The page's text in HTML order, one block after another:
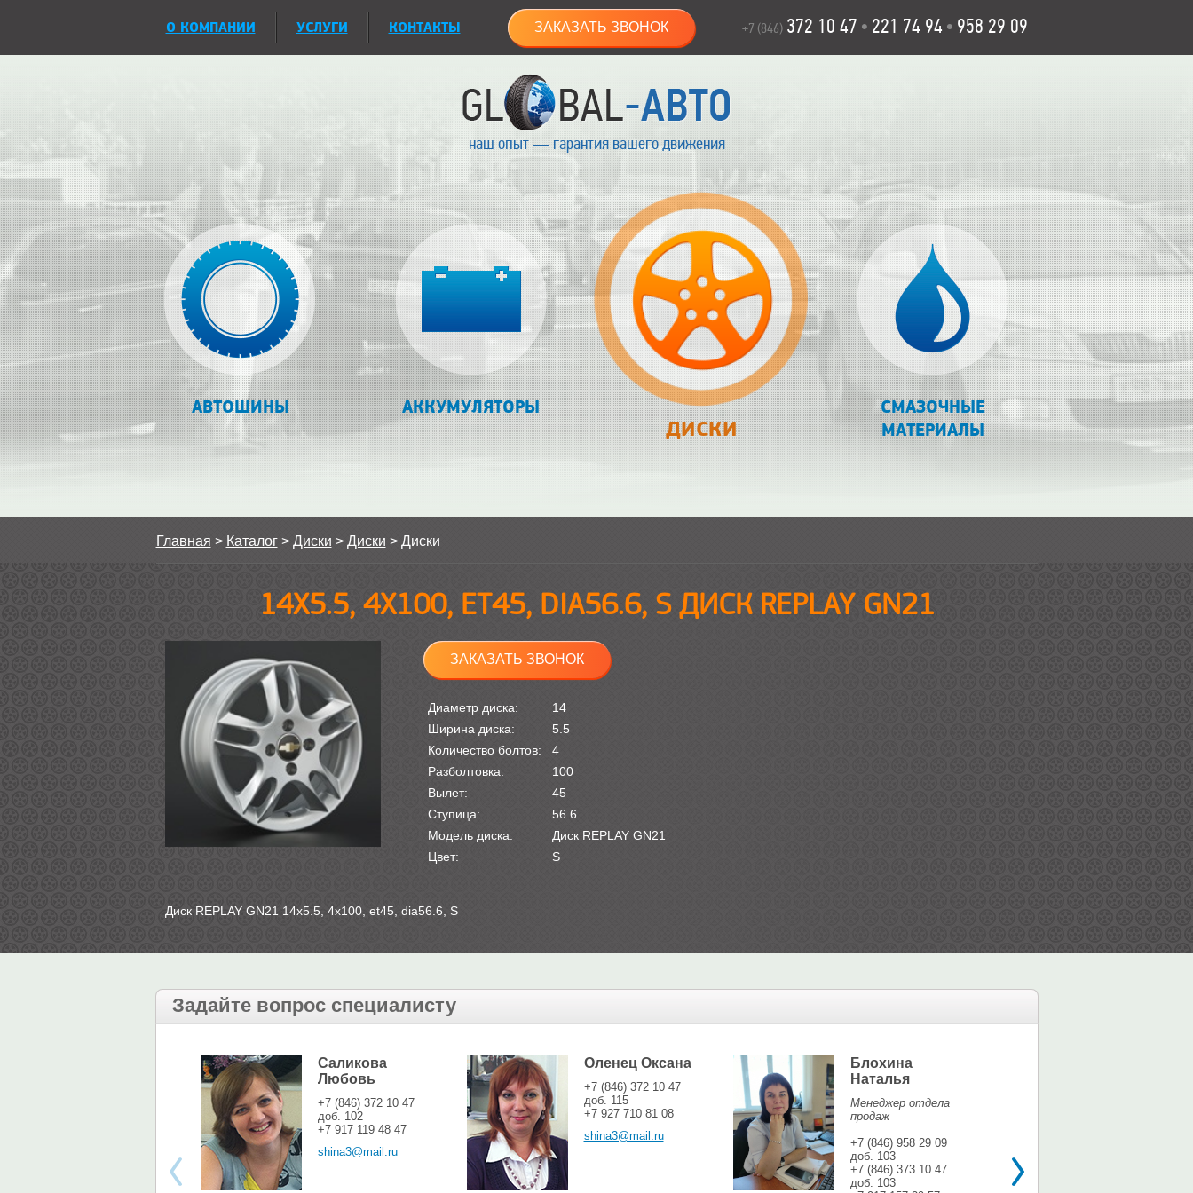
О КОМПАНИИ УСЛУГИ КОНТАКТЫ ЗАКАЗАТЬ ЗВОНОК +7 (846) 372 10 47 • 221 74 94 • 958 29 09
наш опыт — гарантия вашего движения
АВТОШИНЫ АККУМУЛЯТОРЫ
ДИСКИ
СМАЗОЧНЫЕ
МАТЕРИАЛЫ
Главная > Каталог> Диски > Диски > Диски
14Х5.5, 4Х100, ET45, DIA56.6, S ДИСК REPLAY GN21
ЗАКАЗАТЬ ЗВОНОК
Диаметр диска:
14
Ширина диска:
5.5
Количество болтов:
4
Разболтовка:
100
Вылет:
45
Ступица:
56.6
Модель диска:
Диск REPLAY GN21
Цвет:
S
Диск REPLAY GN21 14х5.5, 4х100, et45, dia56.6, S
Задайте вопрос специалисту
Саликова
Любовь
+7 (846) 372 10 47
доб. 102
+7 917 119 48 47
shina3@mail.ru
Оленец Оксана
+7 (846) 372 10 47
доб. 115
+7 927 710 81 08
shina3@mail.ru
Блохина
Наталья
Менеджер отдела
продаж
+7 (846) 958 29 09
доб. 103
+7 (846) 373 10 47
доб. 103